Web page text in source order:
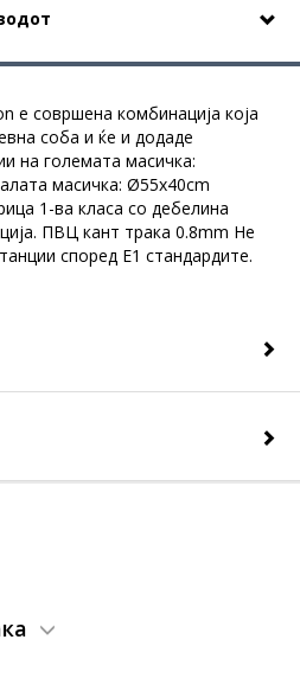
е совршена комбинација која
соба и ќе и додаде
на големата масичка:
масичка: Ø55x40cm
1-ва класа со дебелина
ПВЦ кант трака 0.8mm Не
според Е1 стандардите.